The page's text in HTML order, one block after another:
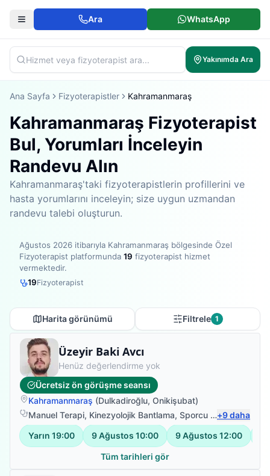
Ara WhatsApp
Yakınımda Ara
Ana Sayfa Fizyoterapistler Kahramanmaraş
Kahramanmaraş Fizyoterapist
Bul, Yorumları İnceleyin
Randevu Alın
Kahramanmaraş'taki fizyoterapistlerin profillerini ve
hasta yorumlarını inceleyin; size uygun uzmandan
randevu talebi oluşturun.
Ağustos 2026 itibarıyla Kahramanmaraş bölgesinde Özel
Fizyoterapist platformunda 19 fizyoterapist hizmet
vermektedir.
19Fizyoterapist
Harita görünümü Filtrele 1
Üzeyir Baki Avcı
Fizyoterapist
Henüz değerlendirme yok
Ücretsiz ön görüşme seansı
Kahramanmaraş (Dulkadiroğlu, Onikişubat)
Manuel Terapi, Kinezyolojik Bantlama, Sporcu Yaralanması +9daha
Yarın 19:00 9 Ağustos 10:00 9 Ağustos 12:00
Tüm tarihleri gör